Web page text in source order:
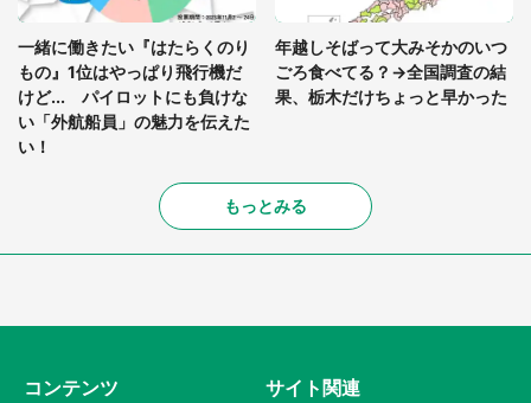
一緒に働きたい『はたらくのり
もの』1位はやっぱり飛行機だ
けど... パイロットにも負けな
い「外航船員」の魅力を伝えた
い！
年越しそばって大みそかのいつ
ごろ食べてる？→全国調査の結
果、栃木だけちょっと早かった
もっとみる
コンテンツ サイト関連